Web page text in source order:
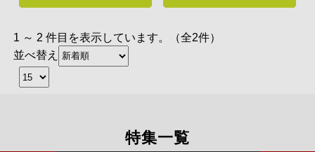
1 ～ 2 件目を表示しています。（全2件）
並べ替え
特集一覧